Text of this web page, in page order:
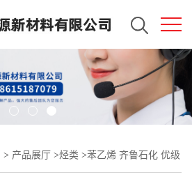
> 产品展厅 >烃类 >苯乙烯 齐鲁石化 优级